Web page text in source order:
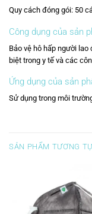
Quy cách đóng gói: 50
Công dụng của sản
Bảo vệ hô hấp người
biệt trong y tế và các
Ứng dụng của sản
Sử dụng trong môi
SẢN PHẨM TƯƠNG